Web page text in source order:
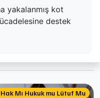
yakalanmış kot
destek
Hak Mı Hukuk mu Lütuf Mu